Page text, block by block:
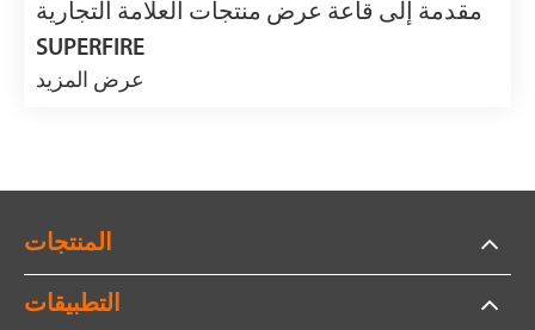
مقدمة إلى قاعة عرض منتجات العلامة التجارية
SUPERFIRE
عرض المزيد
المنتجات
التطبيقات